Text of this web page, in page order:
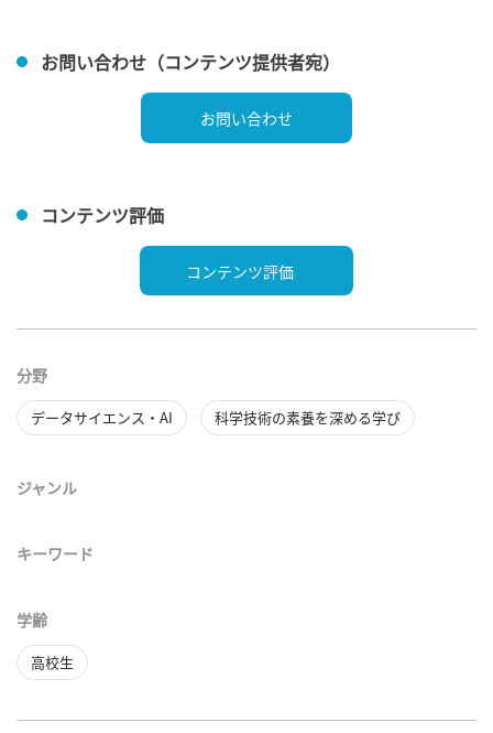
お問い合わせ（コンテンツ提供者宛）
お問い合わせ
コンテンツ評価
コンテンツ評価
分野
データサイエンス・AI 科学技術の素養を深める学び
ジャンル
キーワード
学齢
高校生